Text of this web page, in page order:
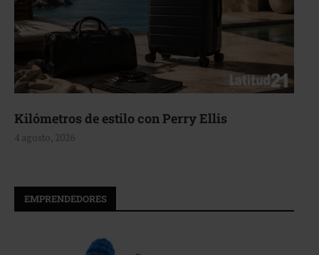
Aerie, texturas que fluyen
4 agosto, 2026
EMPRENDEDORES